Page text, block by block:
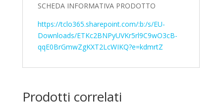
SCHEDA INFORMATIVA PRODOTTO
https://tclo365.sharepoint.com/:b:/s/EU-
Downloads/ETKc2BNPyUVKr5rl9C9wO3cB-
qqE0BrGmwZgKXT2LcWIKQ?e=kdmrtZ
Prodotti correlati